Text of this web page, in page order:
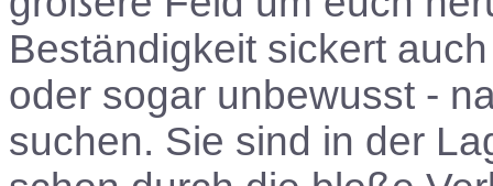
Beständigkeit sickert
oder sogar unbewusst -
suchen. Sie sind in der